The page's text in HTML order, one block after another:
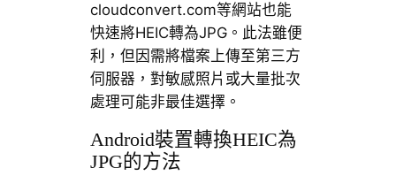
cloudconvert.com等網站也能
快速將HEIC轉為JPG。此法雖便
利，但因需將檔案上傳至第三方
伺服器，對敏感照片或大量批次
處理可能非最佳選擇。
Android裝置轉換HEIC為
JPG的方法